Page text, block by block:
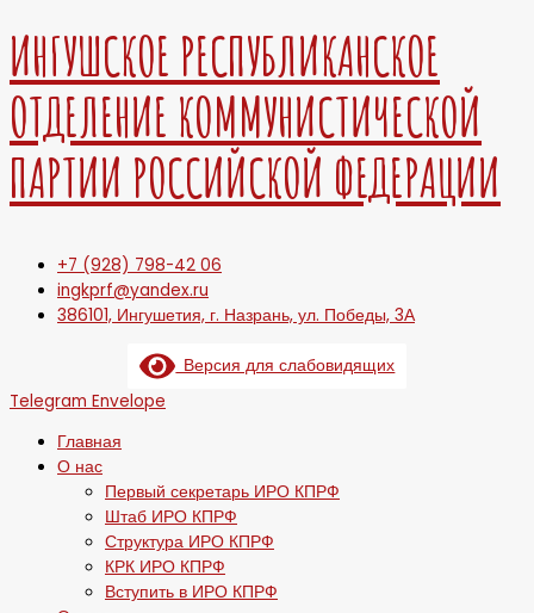
ИНГУШСКОЕ РЕСПУБЛИКАНСКОЕ
ОТДЕЛЕНИЕ КОММУНИСТИЧЕСКОЙ
ПАРТИИ РОССИЙСКОЙ ФЕДЕРАЦИИ
+7 (928) 798-42 06
ingkprf@yandex.ru
386101, Ингушетия, г. Назрань, ул. Победы, 3А
Версия для слабовидящих
Telegram Envelope
Главная
О нас
Первый секретарь ИРО КПРФ
Штаб ИРО КПРФ
Структура ИРО КПРФ
КРК ИРО КПРФ
Вступить в ИРО КПРФ